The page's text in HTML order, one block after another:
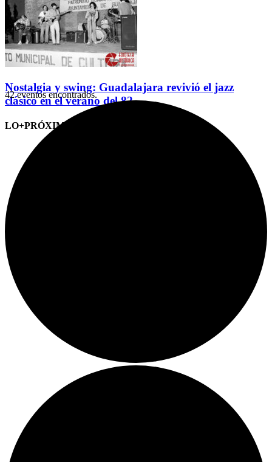
Nostalgia y swing: Guadalajara revivió el jazz
clásico en el verano del 82
LO+PRÓXIMO (CITAS)
42 eventos encontrados.